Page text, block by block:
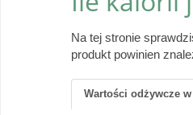
Wczytywanie
Wczytywanie
Pieczywo
Wczytywanie
Produkty
Na tej stronie
produkt powinien
Wartości odżywcze w